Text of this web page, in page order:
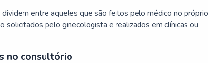
entre aqueles que são feitos pelo médico no próprio
solicitados pelo ginecologista e realizados em clínicas ou
no consultório